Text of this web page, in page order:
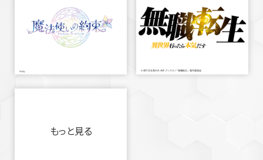
もっと見る